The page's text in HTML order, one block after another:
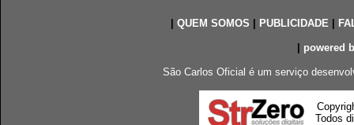
QUEM SOMOS PUBLICIDADE|
powered
São Carlos Oficial é um serviço
Todos